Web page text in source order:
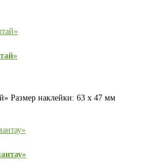
Размер наклейки: 63 х 47 мм